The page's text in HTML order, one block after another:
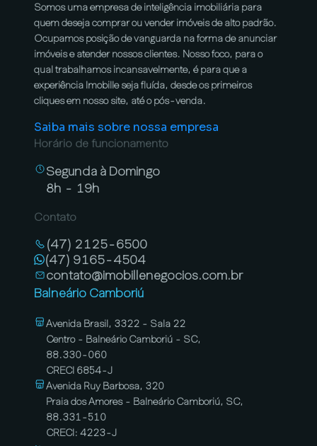
Somos uma empresa de inteligência imobiliária para
quem deseja comprar ou vender imóveis de alto padrão.
Ocupamos posição de vanguarda na forma de anunciar
imóveis e atender nossos clientes. Nosso foco, para o
qual trabalhamos incansavelmente, é para que a
experiência Imobille seja fluída, desde os primeiros
cliques em nosso site, até o pós-venda.
Saiba mais sobre nossa empresa
Horário de funcionamento
Segunda à Domingo
8h - 19h
Contato
(47) 2125-6500
(47) 9165-4504
contato@imobillenegocios.com.br
Balneário Camboriú
Avenida Brasil, 3322 - Sala 22
Centro - Balneário Camboriú - SC,
88.330-060
CRECI 6854-J
Avenida Ruy Barbosa, 320
Praia dos Amores - Balneário Camboriú, SC,
88.331-510
CRECI: 4223-J